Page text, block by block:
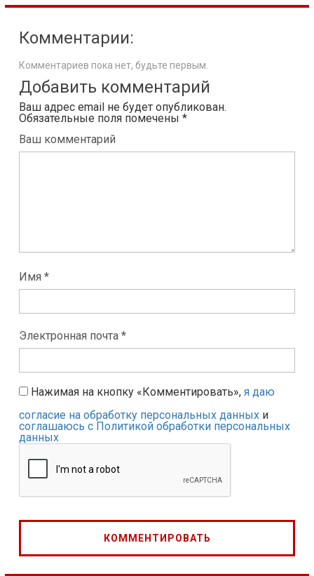
Комментарии:
Комментариев пока нет, будьте первым.
Добавить комментарий
Ваш адрес email не будет опубликован.
Обязательные поля помечены *
Ваш комментарий
Имя *
Электронная почта *
Нажимая на кнопку «Комментировать», я даю
согласие на обработку персональных данных и
соглашаюсь с Политикой обработки персональных
данных